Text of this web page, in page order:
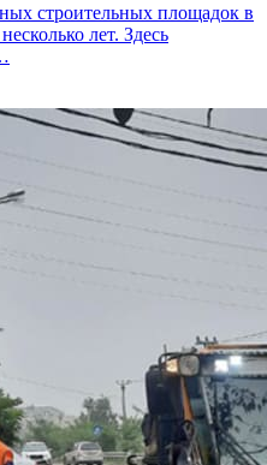
строительных площадок в
лет. Здесь